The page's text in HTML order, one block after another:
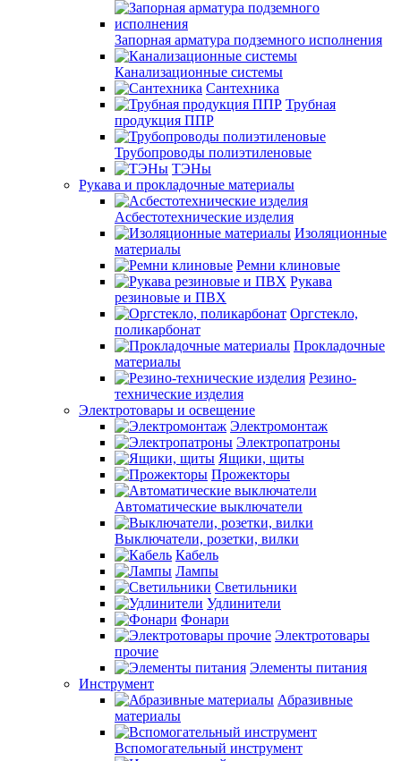
Запорная арматура подземного исполнения
Канализационные системы
Сантехника
Трубная
продукция ППР
Трубопроводы полиэтиленовые
ТЭНы
Рукава и прокладочные материалы
Асбестотехнические изделия
Изоляционные
материалы
Ремни клиновые
Рукава
резиновые и ПВХ
Оргстекло,
поликарбонат
Прокладочные
материалы
Резино-
технические изделия
Электротовары и освещение
Электромонтаж
Электропатроны
Ящики, щиты
Прожекторы
Автоматические выключатели
Выключатели, розетки, вилки
Кабель
Лампы
Светильники
Удлинители
Фонари
Электротовары
прочие
Элементы питания
Инструмент
Абразивные
материалы
Вспомогательный инструмент